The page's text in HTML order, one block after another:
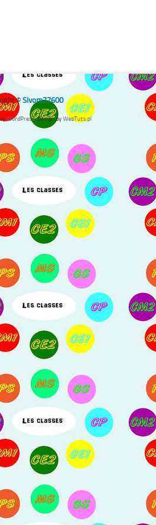
©Sivom77600
WordPress. Design byWebTuts.pl